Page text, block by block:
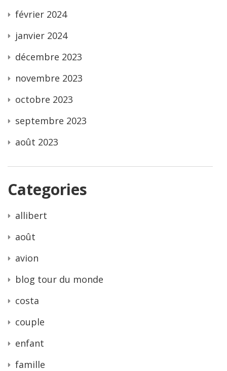
février 2024
janvier 2024
décembre 2023
novembre 2023
octobre 2023
septembre 2023
août 2023
Categories
allibert
août
avion
blog tour du monde
costa
couple
enfant
famille